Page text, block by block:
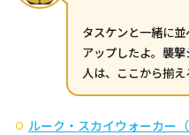
タスケンと一緒に
アップしたよ。襲
人は、ここから揃え
ルーク・スカイウォーカー（